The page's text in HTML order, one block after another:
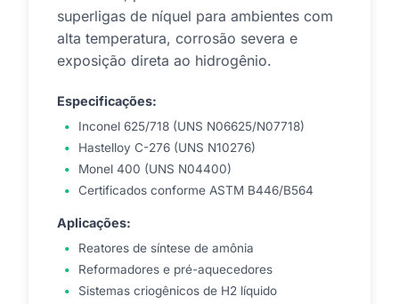
superligas de níquel para ambientes com
alta temperatura, corrosão severa e
exposição direta ao hidrogênio.
Especificações:
Inconel 625/718 (UNS N06625/N07718)
Hastelloy C-276 (UNS N10276)
Monel 400 (UNS N04400)
Certificados conforme ASTM B446/B564
Aplicações:
Reatores de síntese de amônia
Reformadores e pré-aquecedores
Sistemas criogênicos de H2 líquido